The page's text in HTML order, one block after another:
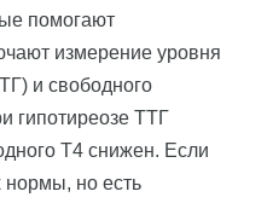
помогают
измерение уровня
и свободного
гипотиреозе ТТГ
Т4 снижен. Если
нормы, но есть